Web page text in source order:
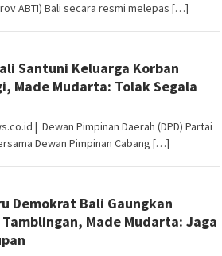
ABTI) Bali secara resmi melepas […]
Santuni Keluarga Korban
Made Mudarta: Tolak Segala
| Dewan Pimpinan Daerah (DPD) Partai
Dewan Pimpinan Cabang […]
Demokrat Bali Gaungkan
Made Mudarta: Jaga